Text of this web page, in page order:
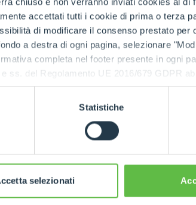
accettati tutti i cookie di prima o terza
di modificare il consenso prestato per
a destra di ogni pagina, selezionare
completa nel footer presente in ogni
ss. del Regolamento UE 2016/679 GDPR
Statistiche
selezionati